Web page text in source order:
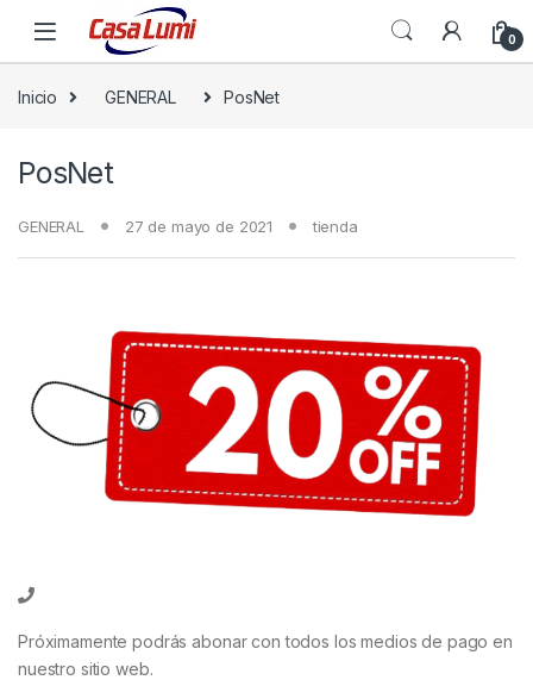
0
Inicio GENERAL PosNet
PosNet
GENERAL 27 de mayo de 2021 tienda
Próximamente podrás abonar con todos los medios de pago en
nuestro sitio web.